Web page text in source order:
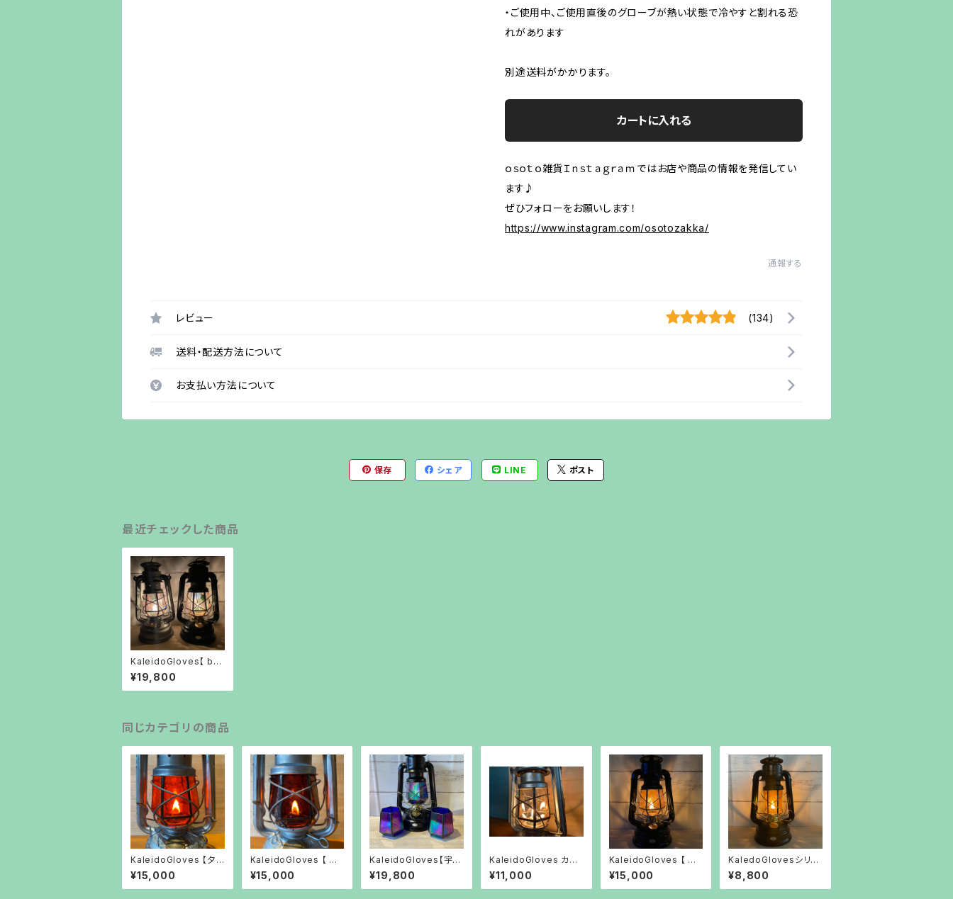
・ご使用中、ご使用直後のグローブが熱い状態で冷やすと割れる恐
れがあります
別途送料がかかります。
カートに入れる
ｏｓｏｔｏ雑貨Ｉｎｓｔａｇｒａｍではお店や商品の情報を発信してい
ます♪
ぜひフォローをお願いします！
https://www.instagram.com/osotozakka/
通報する
レビュー (134)
送料・配送方法について
お支払い方法について
保存 シェア LINE ポスト
最近チェックした商品
KaleidoGloves【 bot
anical 】ボタニカル
¥19,800
同じカテゴリの商品
KaleidoGloves 【夕
焼け】
¥15,000
KaleidoGloves 【 朝
焼け 】
¥15,000
KaleidoGloves【宇
宙】4個限定
¥19,800
KaleidoGloves カレ
イドグローブ
¥11,000
KaleidoGloves 【 琥
珀 】
¥15,000
KaledoGlovesシリー
ズ Classic（仮名）
¥8,800